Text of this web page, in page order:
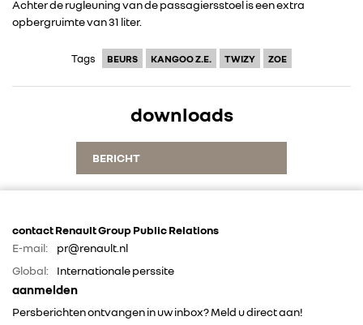
Achter de rugleuning van de passagiersstoel is een extra
opbergruimte van 31 liter.
Tags BEURS KANGOO Z.E. TWIZY ZOE
downloads
BERICHT
contact Renault Group Public Relations
E-mail:
pr@renault.nl
Global:
Internationale perssite
aanmelden
Persberichten ontvangen in uw inbox? Meld u direct aan!